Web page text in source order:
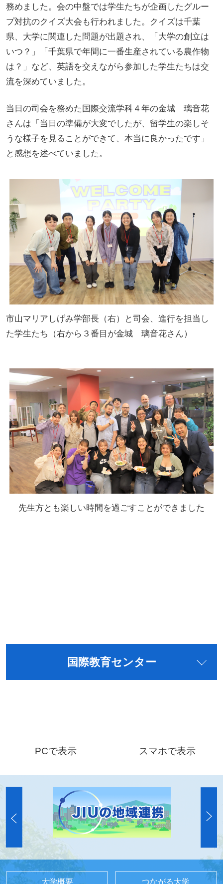
務めました。会の中盤では学生たちが企画したグルー
プ対抗のクイズ大会も行われました。クイズは千葉
県、大学に関連した問題が出題され、「大学の創立は
いつ？」「千葉県で年間に一番生産されている農作物
は？」など、英語を交えながら参加した学生たちは交
流を深めていました。
当日の司会を務めた国際交流学科４年の金城 璃音花
さんは「当日の準備が大変でしたが、留学生の楽しそ
うな様子を見ることができて、本当に良かったです」
と感想を述べていました。
市山マリアしげみ学部長（右）と司会、進行を担当し
た学生たち（右から３番目が金城 璃音花さん）
先生方とも楽しい時間を過ごすことができました
国際教育センター
PCで表示 スマホで表示
大学概要 つながる大学